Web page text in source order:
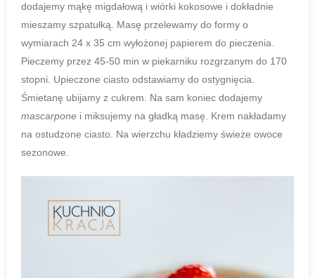
dodajemy mąkę migdałową i wiórki kokosowe i dokładnie
mieszamy szpatułką. Masę przelewamy do formy o
wymiarach 24 x 35 cm wyłożonej papierem do pieczenia.
Pieczemy przez 45-50 min w piekarniku rozgrzanym do 170
stopni. Upieczone ciasto odstawiamy do ostygnięcia.
Śmietanę ubijamy z cukrem. Na sam koniec dodajemy
mascarpone i miksujemy na gładką masę. Krem nakładamy
na ostudzone ciasto. Na wierzchu kładziemy świeże owoce
sezonowe.